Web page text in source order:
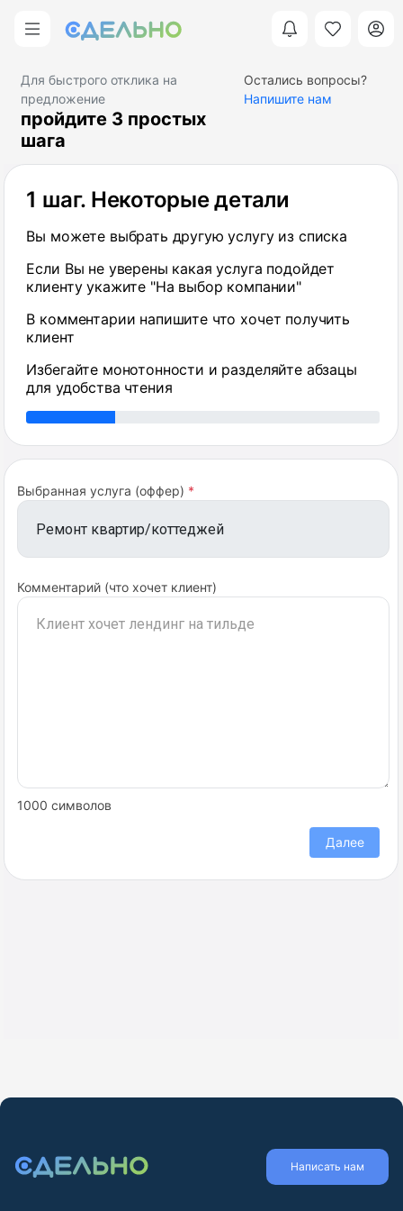
Для быстрого отклика на
предложение
пройдите 3 простых
шага
Остались вопросы?
Напишите нам
1 шаг. Некоторые детали
Вы можете выбрать другую услугу из списка
Если Вы не уверены какая услуга подойдет
клиенту укажите "На выбор компании"
В комментарии напишите что хочет получить
клиент
Избегайте монотонности и разделяйте абзацы
для удобства чтения
Выбранная услуга (оффер) *
Комментарий (что хочет клиент)
1000 символов
Далее
Шаг 2. Информация о клиенте
Укажите название компании клиента
Напишите имя представителя
Укажите контактный телефон
Представитель*
Телефон*
3 шаг. Информация о Вас
Для завершения регистрации осталось указать
На указанный Email придет письмо со
После завершения регистрации Вы будете
Ваша роль на платформе
Агент Компания
Название компании*
Email*
Политикой обработки персональных данныхи
Согласие на обработку персональных данных
Написать нам